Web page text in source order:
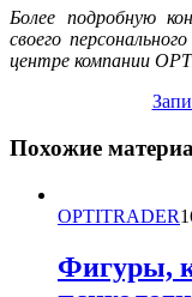
Более подробную
своего
центре компании
Похожие
OPTITRADER
Фигуры,